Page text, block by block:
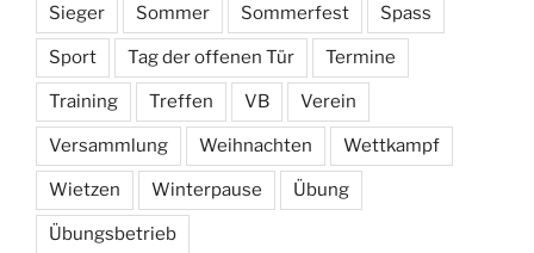
Sieger Sommer Sommerfest Spass
Sport Tag der offenen Tür Termine
Training Treffen VB Verein
Versammlung Weihnachten Wettkampf
Wietzen Winterpause Übung
Übungsbetrieb